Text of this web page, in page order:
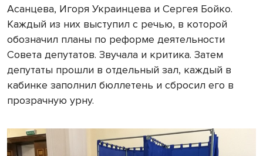
Асанцева, Игоря Украинцева и Сергея Бойко.
Каждый из них выступил с речью, в которой
обозначил планы по реформе деятельности
Совета депутатов. Звучала и критика. Затем
депутаты прошли в отдельный зал, каждый в
кабинке заполнил бюллетень и сбросил его в
прозрачную урну.